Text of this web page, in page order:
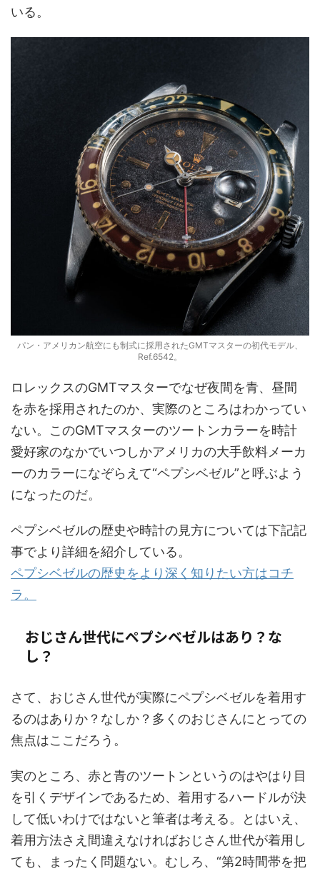
いる。
パン・アメリカン航空にも制式に採用されたGMTマスターの初代モデル、
Ref.6542。
ロレックスのGMTマスターでなぜ夜間を青、昼間
を赤を採用されたのか、実際のところはわかってい
ない。このGMTマスターのツートンカラーを時計
愛好家のなかでいつしかアメリカの大手飲料メーカ
ーのカラーになぞらえて“ペプシベゼル”と呼ぶよう
になったのだ。
ペプシベゼルの歴史や時計の見方については下記記
事でより詳細を紹介している。
ペプシベゼルの歴史をより深く知りたい方はコチ
ラ。
おじさん世代にペプシベゼルはあり？な
し？
さて、おじさん世代が実際にペプシベゼルを着用す
るのはありか？なしか？多くのおじさんにとっての
焦点はここだろう。
実のところ、赤と青のツートンというのはやはり目
を引くデザインであるため、着用するハードルが決
して低いわけではないと筆者は考える。とはいえ、
着用方法さえ間違えなければおじさん世代が着用し
ても、まったく問題ない。むしろ、“第2時間帯を把